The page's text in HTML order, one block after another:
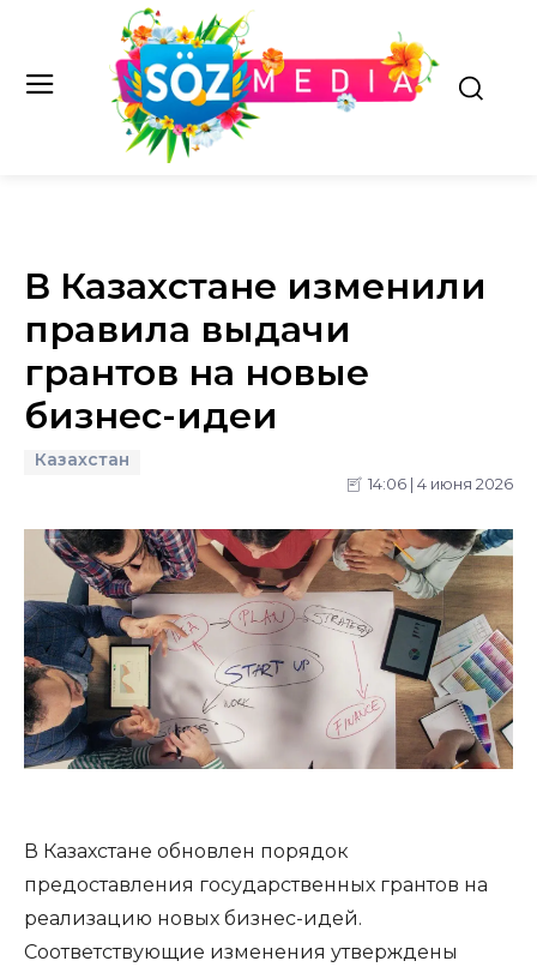
В Казахстане изменили
правила выдачи
грантов на новые
бизнес-идеи
Казахстан
14:06 | 4 июня 2026
В Казахстане обновлен порядок
предоставления государственных грантов на
реализацию новых бизнес-идей.
Соответствующие изменения утверждены